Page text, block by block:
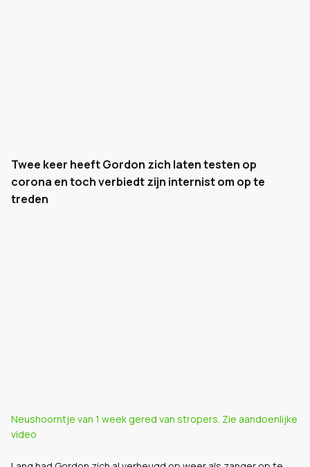
Twee keer heeft Gordon zich laten testen op
corona en toch verbiedt zijn internist om op te
treden
Neushoorntje van 1 week gered van stropers. Zie aandoenlijke
video